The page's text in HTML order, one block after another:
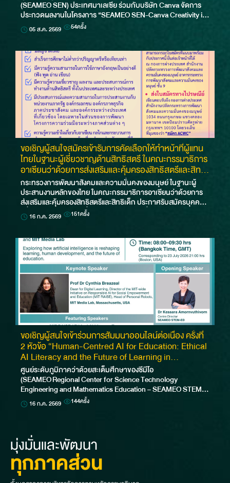
(SEAMEO SEN) ประเทศมาเลเซีย ร่วมกับบริษัท Canva จัดการ
ประกวดผลงานในโครงการ “SEAMEO SEN-Canva Creativity in
Education Award 2026” ภายใต้หัวข้อ “The Future of Creative
L…05 ส.ค. 2569 54ครั้ง
ขอเชิญผู้สนใจสมัครเข้ารับการคัดเลือกให้ทำหน้าที่ผู้แทน
ไทยในฐานะผู้เชี่ยวชาญด้านสิทธิสตรี ในคณะกรรมาธิการ
อาเซียนว่าด้วยการส่งเสริมและคุ้มครองสิทธิสตรีและสิทธิ
เด็ก (ASEAN Commission on the Promotion and
Protection of the Rights of Women and Children:
ACWC)
กระทรวงการพัฒนาสังคมและความมั่นคงของมนุษย์ ในฐานะผู้
ประสานงานหลักของไทย ในคณะกรรมาธิการอาเซียนว่าด้วยการ
ส่งเสริมและคุ้มครองสิทธิสตรีและสิทธิเด็ก ประกาศรับสมัครบุคคล
เพื่อคัดเลือกให้ทำหน้าที่ผู้แทนไทยในฐานะผู้เชี่ยวชาญด้าน…
16 ก.ค. 2569 151ครั้ง
ขอเชิญผู้สนใจเข้าร่วมการสัมมนาออนไลน์ต่อเนื่อง ครั้งที่
2 หัวข้อ “Human-Centred AI for Education: Ethical
AI Literacy and the Future of Learning in
Southeast Asia.” Part 2: Ethical AI Literacy and
Responsible AI Education
ศูนย์ระดับภูมิภาคว่าด้วยสะเต็มศึกษาของซีมีโอ
(SEAMEO Regional Center for Science Technology
Engineering and Mathematics Education – SEAMEO STEM-
ED) หรือศูนย์ซีมีโอสะเต็มเอ็ด ร่วมกับ MIT Media Lab ขอเชิญผู้สน
ใจเข้าร…
16 ก.ค. 2569 144ครั้ง
มุ่งมั่นและพัฒนา
ทุกภาคส่วน